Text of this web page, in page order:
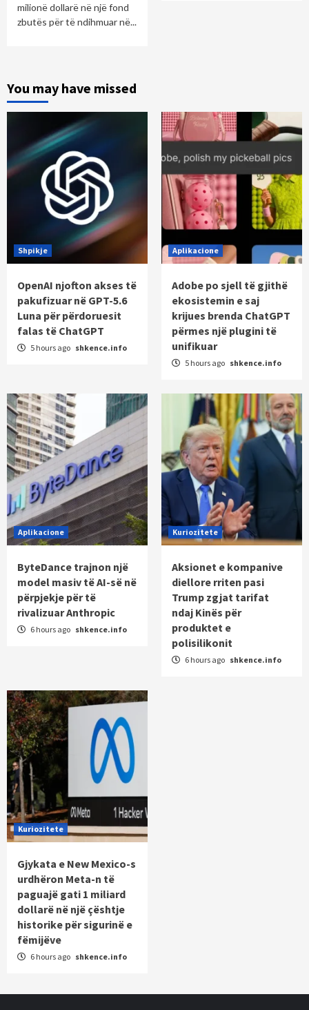
milionë dollarë në një fond
zbutës për të ndihmuar në...
You may have missed
Shpikje
OpenAI njofton akses të
pakufizuar në GPT-5.6
Luna për përdoruesit
falas të ChatGPT
5 hours ago shkence.info
Aplikacione
Adobe po sjell të gjithë
ekosistemin e saj
krijues brenda ChatGPT
përmes një plugini të
unifikuar
5 hours ago shkence.info
Aplikacione
ByteDance trajnon një
model masiv të AI-së në
përpjekje për të
rivalizuar Anthropic
6 hours ago shkence.info
Kuriozitete
Aksionet e kompanive
diellore rriten pasi
Trump zgjat tarifat
ndaj Kinës për
produktet e
polisilikonit
6 hours ago shkence.info
Kuriozitete
Gjykata e New Mexico-s
urdhëron Meta-n të
paguajë gati 1 miliard
dollarë në një çështje
historike për sigurinë e
fëmijëve
6 hours ago shkence.info